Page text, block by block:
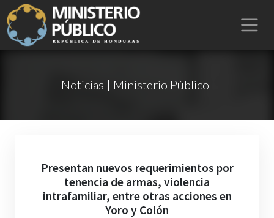
Noticias | Ministerio Público
Presentan nuevos requerimientos por
tenencia de armas, violencia
intrafamiliar, entre otras acciones en
Yoro y Colón